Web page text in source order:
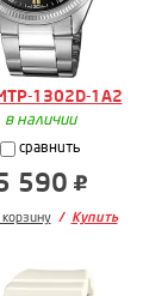
1302D-1A2
в наличии
сравнить
590
корзину Купить